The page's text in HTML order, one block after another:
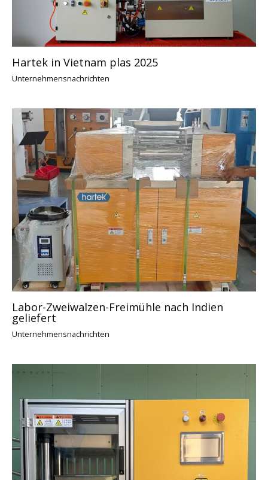
Hartek in Vietnam plas 2025
Unternehmensnachrichten
Labor-Zweiwalzen-Freimühle nach Indien
geliefert
Unternehmensnachrichten